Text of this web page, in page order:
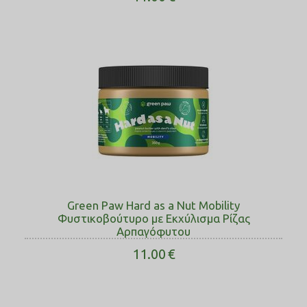
Green Paw Hard as a Νut Mobility
Φυστικοβούτυρο με Εκχύλισμα Ρίζας
Αρπαγόφυτου
11.00€